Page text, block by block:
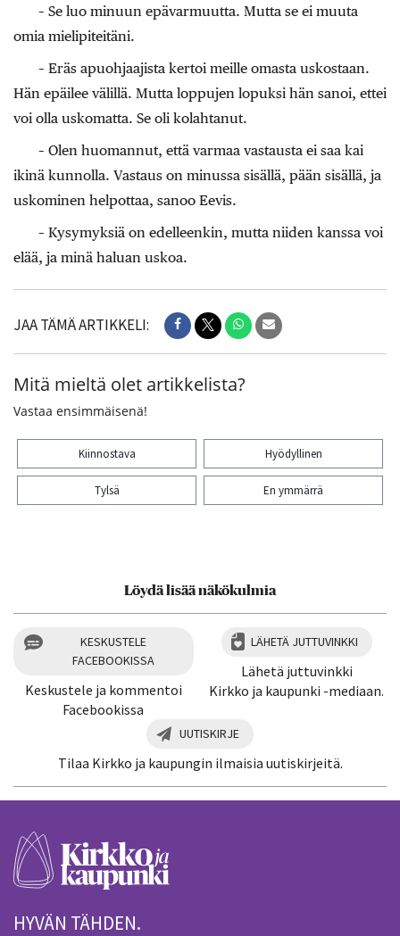
– Se luo minuun epävarmuutta. Mutta se ei muuta
omia mielipiteitäni.
– Eräs apuohjaajista kertoi meille omasta uskostaan.
Hän epäilee välillä. Mutta loppujen lopuksi hän sanoi, ettei
voi olla uskomatta. Se oli kolahtanut.
– Olen huomannut, että varmaa vastausta ei saa kai
ikinä kunnolla. Vastaus on minussa sisällä, pään sisällä, ja
uskominen helpottaa, sanoo Eevis.
– Kysymyksiä on edelleenkin, mutta niiden kanssa voi
elää, ja minä haluan uskoa.
JAA TÄMÄ ARTIKKELI:
Mitä mieltä olet artikkelista?
Vastaa ensimmäisenä!
Kiinnostava Hyödyllinen
Tylsä En ymmärrä
Löydä lisää näkökulmia
KESKUSTELE
FACEBOOKISSA
Keskustele ja kommentoi
Facebookissa
LÄHETÄ JUTTUVINKKI
Lähetä juttuvinkki
Kirkko ja kaupunki -mediaan.
UUTISKIRJE
Tilaa Kirkko ja kaupungin ilmaisia uutiskirjeitä.
HYVÄN TÄHDEN.